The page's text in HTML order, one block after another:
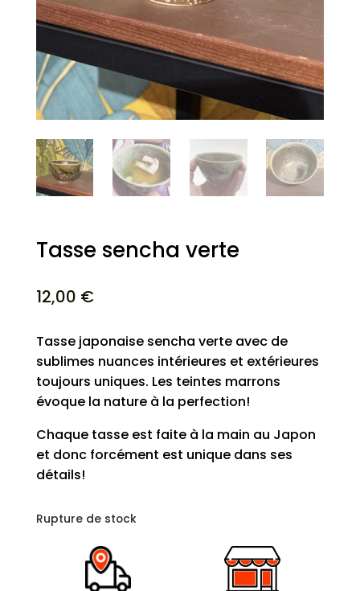
Tasse sencha verte
12,00 €
Tasse japonaise sencha verte avec de
sublimes nuances intérieures et extérieures
toujours uniques. Les teintes marrons
évoque la nature à la perfection!
Chaque tasse est faite à la main au Japon
et donc forcément est unique dans ses
détails!
Rupture de stock